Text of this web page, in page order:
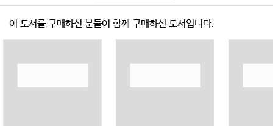
이 도서를 구매하신 분들이 함께 구매하신 도서입니다.